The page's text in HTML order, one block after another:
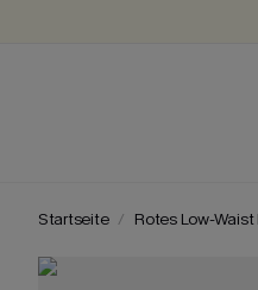
Startseite Rotes Low-